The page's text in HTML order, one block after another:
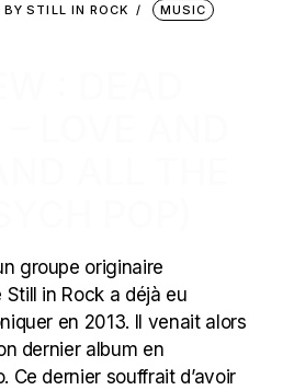
BY STILL IN ROCK
MUSIC
groupe originaire
in Rock a déjà eu
en 2013. Il venait alors
dernier album en
Ce dernier souffrait d’avoir